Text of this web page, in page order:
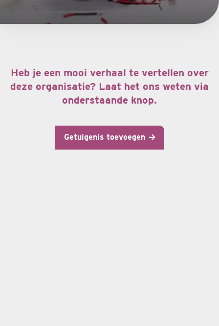
Heb je een mooi verhaal te vertellen over
deze organisatie? Laat het ons weten via
onderstaande knop.
Getuigenis toevoegen